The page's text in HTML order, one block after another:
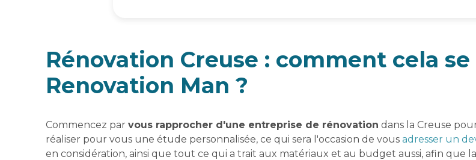
Rénovation Creuse : comment cela
Renovation Man ?
Commencez par vous rapprocher d'une entreprise de rénovation dans la Creuse
réaliser pour vous une étude personnalisée, ce qui sera l'occasion de vous adresser un
en considération, ainsi que tout ce qui a trait aux matériaux et au budget aussi, afin que